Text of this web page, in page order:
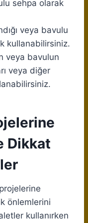
sehpa olarak
veya bavulu
kullanabilirsiniz.
veya bavulun
veya diğer
Dikkat
önlemlerini
kullanırken